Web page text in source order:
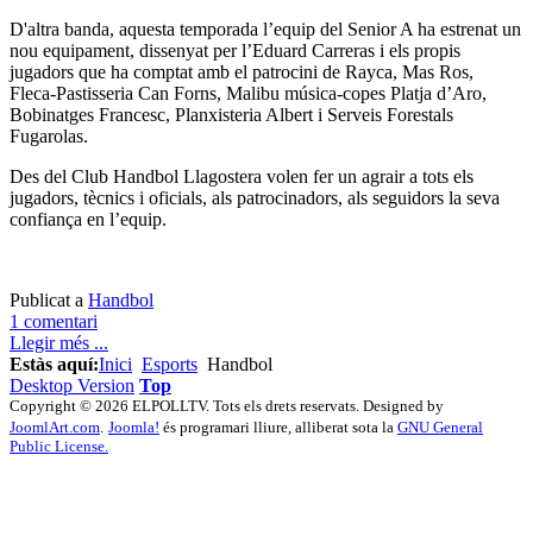
D'altra banda, aquesta temporada l’equip del Senior A ha estrenat un
nou equipament, dissenyat per l’Eduard Carreras i els propis
jugadors que ha comptat amb el patrocini de Rayca, Mas Ros,
Fleca-Pastisseria Can Forns, Malibu música-copes Platja d’Aro,
Bobinatges Francesc, Planxisteria Albert i Serveis Forestals
Fugarolas.
Des del Club Handbol Llagostera volen fer un agrair a tots els
jugadors, tècnics i oficials, als patrocinadors, als seguidors la seva
confiança en l’equip.
Publicat a Handbol
1 comentari
Llegir més ...
Estàs aquí:Inici Esports Handbol
Desktop Version Top
Copyright © 2026 ELPOLLTV. Tots els drets reservats. Designed by
JoomlArt.com Joomla! és programari lliure, alliberat sota la GNU General
Public License.